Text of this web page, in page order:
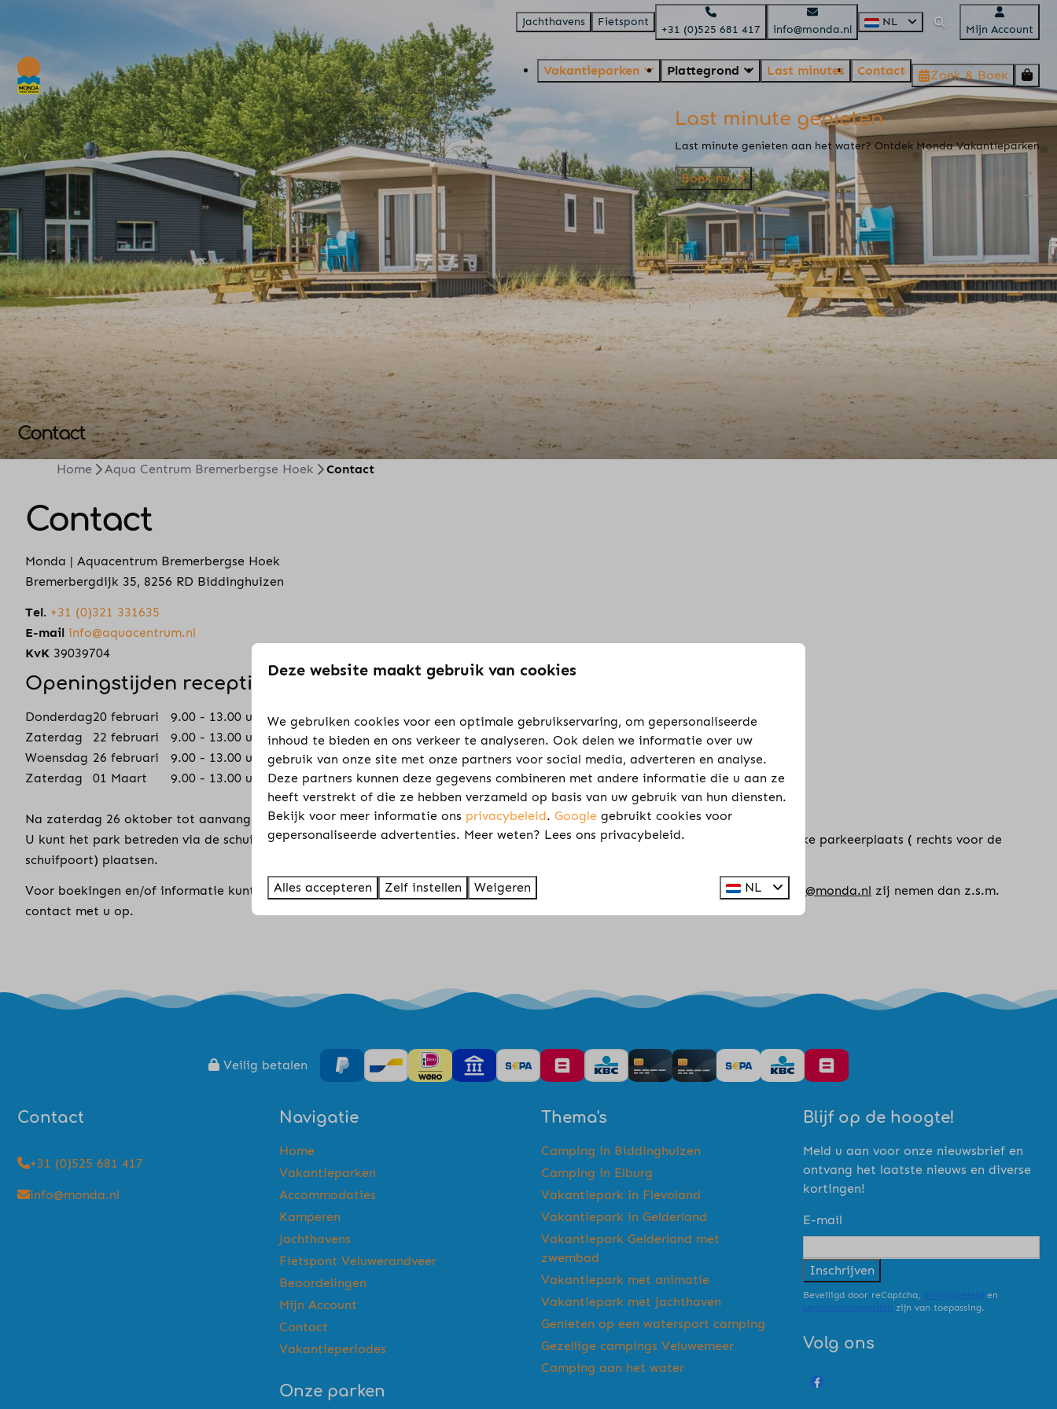
Jachthavens Fietspont
+31 (0)525 681 417 info@monda.nl
NL
Mijn Account
Vakantieparken Plattegrond Last minutes Contact Zoek & Boek
Contact
Last minute genieten
Last minute genieten aan het water? Ontdek Monda Vakantieparken
Boek nu!
Home Aqua Centrum Bremerbergse Hoek Contact
Contact
Monda | Aquacentrum Bremerbergse Hoek
Bremerbergdijk 35, 8256 RD Biddinghuizen
Tel. +31 (0)321 331635
E-mail info@aquacentrum.nl
KvK 39039704
Openingstijden receptie
Donderdag20 februari 9.00 - 13.00 uur
Zaterdag
22 februari 9.00 - 13.00 uur
Woensdag 26 februari 9.00 - 13.00 uur
Zaterdag
01 Maart 9.00 - 13.00 uur
Na zaterdag 26 oktober tot aanvang seizoen 2025 zijn de slagbomen gesloten.
U kunt het park betreden via de schuifpoort .LET OPdeze sluit dagelijks om 17.00 uur. U kunt uw auto op de gemeenschappelijke parkeerplaats ( rechts voor de
schuifpoort) plaatsen.
Voor boekingen en/of informatie kunt u contact opnemen met Monda Vakantieparken 0525-681417 of stuur een e-mail naarinfo@monda.nl zij nemen dan z.s.m.
contact met u op.
Veilig betalen
Contact
+31 (0)525 681 417
info@monda.nl
Navigatie
Home
Vakantieparken
Accommodaties
Kamperen
Jachthavens
Fietspont Veluwerandveer
Beoordelingen
Mijn Account
Contact
Vakantieperiodes
Onze parken
Thema's
Camping in Biddinghuizen
Camping in Elburg
Vakantiepark in Flevoland
Vakantiepark in Gelderland
Vakantiepark Gelderland met
zwembad
Vakantiepark met animatie
Vakantiepark met jachthaven
Genieten op een watersport camping
Gezellige campings Veluwemeer
Camping aan het water
Blijf op de hoogte!
Meld u aan voor onze nieuwsbrief en
ontvang het laatste nieuws en diverse
kortingen!
E-mail
Inschrijven
Beveiligd door reCaptcha, privacybeleid en
servicevoorwaarden zijn van toepassing.
Volg ons
Deze website maakt gebruik van cookies
We gebruiken cookies voor een optimale gebruikservaring, om gepersonaliseerde
inhoud te bieden en ons verkeer te analyseren. Ook delen we informatie over uw
gebruik van onze site met onze partners voor social media, adverteren en analyse.
Deze partners kunnen deze gegevens combineren met andere informatie die u aan ze
heeft verstrekt of die ze hebben verzameld op basis van uw gebruik van hun diensten.
Bekijk voor meer informatie ons privacybeleid. Google gebruikt cookies voor
gepersonaliseerde advertenties. Meer weten? Lees ons privacybeleid.
Alles accepteren Zelf instellen Weigeren NL